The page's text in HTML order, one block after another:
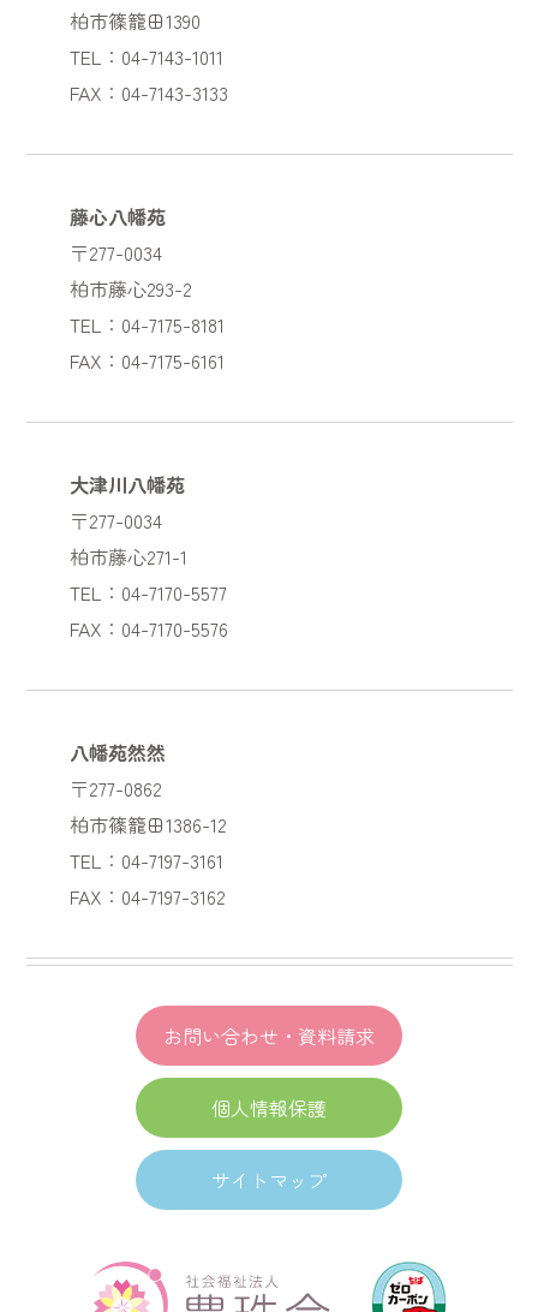
柏市篠籠田1390
TEL：04-7143-1011
FAX：04-7143-3133
藤心八幡苑
〒277-0034
柏市藤心293-2
TEL：04-7175-8181
FAX：04-7175-6161
大津川八幡苑
〒277-0034
柏市藤心271-1
TEL：04-7170-5577
FAX：04-7170-5576
八幡苑然然
〒277-0862
柏市篠籠田1386-12
TEL：04-7197-3161
FAX：04-7197-3162
お問い合わせ・資料請求
個人情報保護
サイトマップ